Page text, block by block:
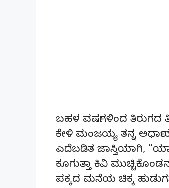
ಬಹಳ ವರ್ಷಗಳಿಂದ ತಿರುಗದ
ಕೇಳಿ ಮಂಜಯ್ಯ ತನ್ನ
ಎದೆಬಡಿತ ಜಾಸ್ತಿಯಾಗಿ,
ಕೂಗುತ್ತಾ ಕಿವಿ
ಪಕ್ಕದ ಮನೆಯ ಚಿಕ್ಕ